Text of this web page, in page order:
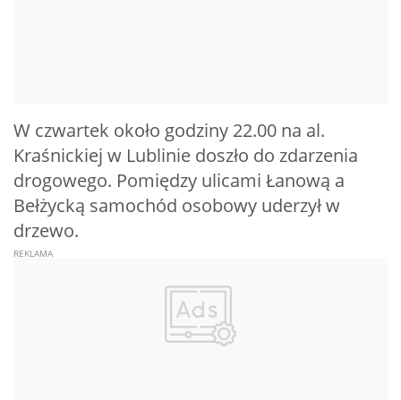
W czwartek około godziny 22.00 na al.
Kraśnickiej w Lublinie doszło do zdarzenia
drogowego. Pomiędzy ulicami Łanową a
Bełżycką samochód osobowy uderzył w
drzewo.